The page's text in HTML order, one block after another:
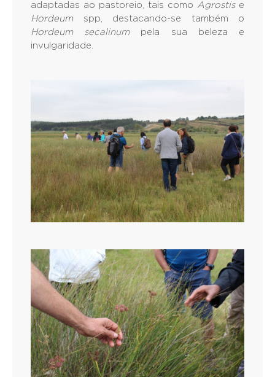
adaptadas ao pastoreio, tais como Agrostise
Hordeumspp, destacando-se também o
Hordeum secalinumpela sua beleza e
invulgaridade.